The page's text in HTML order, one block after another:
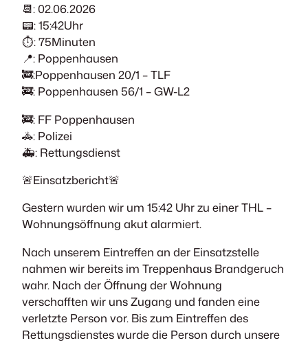
📆: 02.06.2026
📟: 15:42Uhr
⏱️: 75Minuten
📍: Poppenhausen
🚒:Poppenhausen 20/1 – TLF
🚒: Poppenhausen 56/1 – GW-L2
🚒: FF Poppenhausen
🚓: Polizei
🚑: Rettungsdienst
🚨Einsatzbericht🚨
Gestern wurden wir um 15:42 Uhr zu einer THL –
Wohnungsöffnung akut alarmiert.
Nach unserem Eintreffen an der Einsatzstelle
nahmen wir bereits im Treppenhaus Brandgeruch
wahr. Nach der Öffnung der Wohnung
verschafften wir uns Zugang und fanden eine
verletzte Person vor. Bis zum Eintreffen des
Rettungsdienstes wurde die Person durch unsere